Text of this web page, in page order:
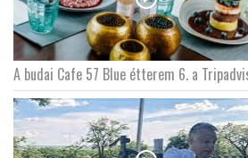
A budai Cafe 57 Blue étterem 6. a